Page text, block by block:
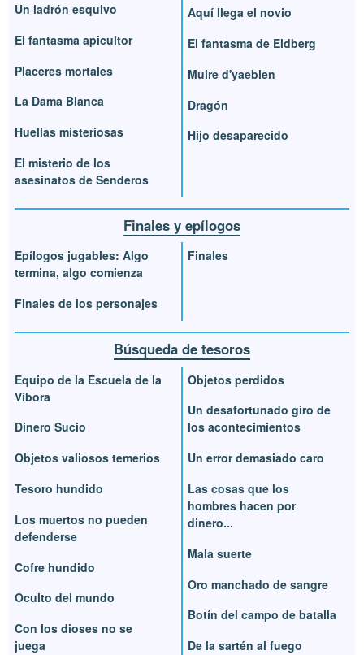
Un ladrón esquivo
El fantasma apicultor
Placeres mortales
La Dama Blanca
Huellas misteriosas
El misterio de los
asesinatos de Senderos
Aquí llega el novio
El fantasma de Eldberg
Muire d'yaeblen
Dragón
Hijo desaparecido
Finales y epílogos
Epílogos jugables: Algo
termina, algo comienza
Finales de los personajes
Finales
Búsqueda de tesoros
Equipo de la Escuela de la
Víbora
Dinero Sucio
Objetos valiosos temerios
Tesoro hundido
Los muertos no pueden
defenderse
Cofre hundido
Oculto del mundo
Con los dioses no se
juega
Objetos perdidos
Un desafortunado giro de
los acontecimientos
Un error demasiado caro
Las cosas que los
hombres hacen por
dinero...
Mala suerte
Oro manchado de sangre
Botín del campo de batalla
De la sartén al fuego